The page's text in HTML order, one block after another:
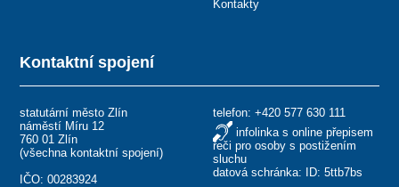
Kontaktní spojení
statutární město Zlín
náměstí Míru 12
760 01 Zlín
(všechna kontaktní spojení)
IČO: 00283924
telefon: +420 577 630 111
infolinka s online přepisem
řeči pro osoby s postižením
sluchu
datová schránka: ID: 5ttb7bs
Kontakty